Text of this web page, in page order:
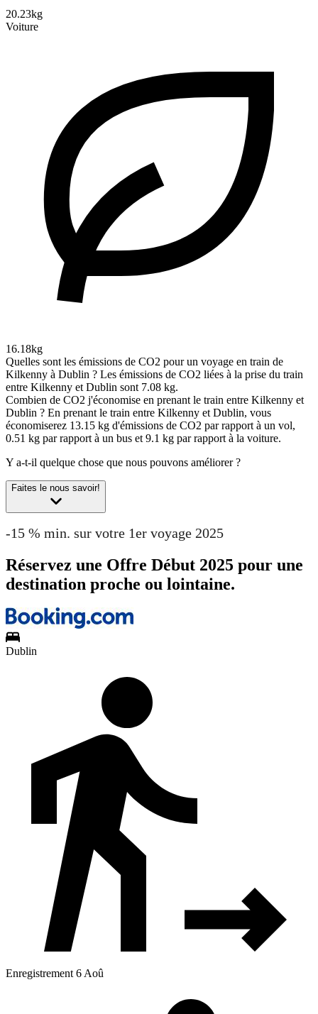
20.23kg
Voiture
16.18kg
Quelles sont les émissions de CO2 pour un voyage en train de
Kilkenny à Dublin ? Les émissions de CO2 liées à la prise du train
entre Kilkenny et Dublin sont 7.08 kg.
Combien de CO2 j'économise en prenant le train entre Kilkenny et
Dublin ? En prenant le train entre Kilkenny et Dublin, vous
économiserez 13.15 kg d'émissions de CO2 par rapport à un vol,
0.51 kg par rapport à un bus et 9.1 kg par rapport à la voiture.
Y a-t-il quelque chose que nous pouvons améliorer ?
Faites le nous savoir!
-15 % min. sur votre 1er voyage 2025
Réservez une Offre Début 2025 pour une
destination proche ou lointaine.
Dublin
Enregistrement 6 Aoû